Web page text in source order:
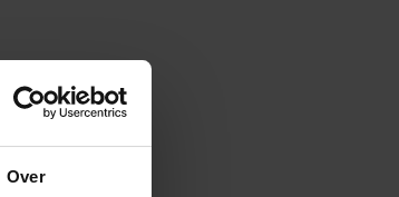
Over